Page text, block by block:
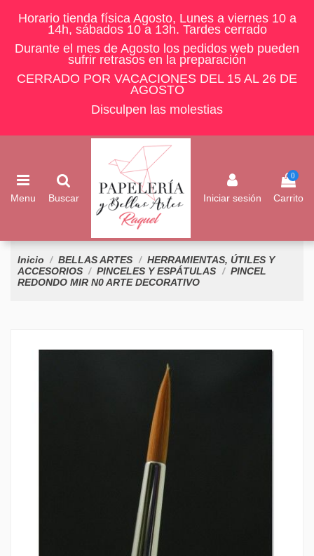
Horario tienda física Agosto, Lunes a viernes 10 a
14h, sábados 10 a 13h. Tardes cerrado
Durante el mes de Agosto los pedidos web pueden
sufrir retrasos en la preparación
CERRADO POR VACACIONES DEL 15 AL 26 DE
AGOSTO
Disculpen las molestias
Menu Buscar Iniciar sesión
0
Carrito
Inicio BELLAS ARTES
HERRAMIENTAS, ÚTILES Y
ACCESORIOS
PINCELES Y ESPÁTULAS
PINCEL
REDONDO MIR N0 ARTE DECORATIVO